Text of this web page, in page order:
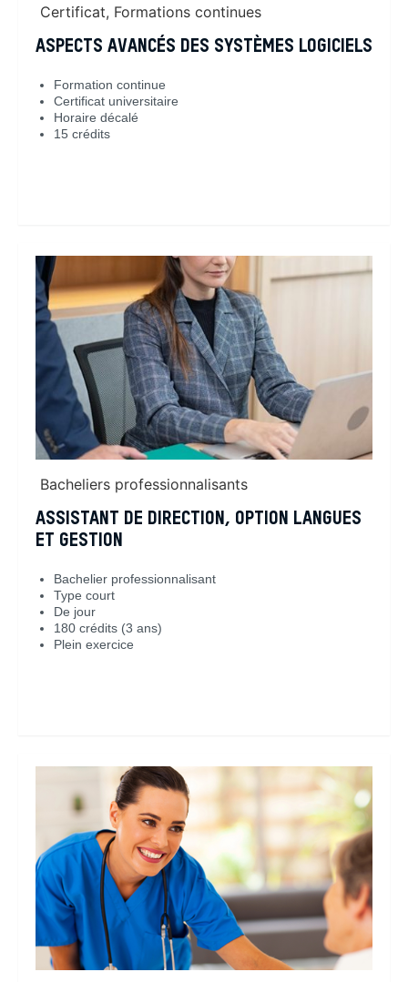
Certificat, Formations continues
ASPECTS AVANCÉS DES SYSTÈMES LOGICIELS
Formation continue
Certificat universitaire
Horaire décalé
15 crédits
Bacheliers professionnalisants
ASSISTANT DE DIRECTION, OPTION LANGUES
ET GESTION
Bachelier professionnalisant
Type court
De jour
180 crédits (3 ans)
Plein exercice